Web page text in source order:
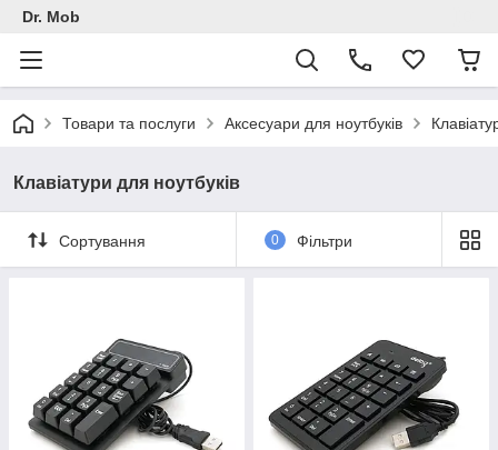
Dr. Mob
Товари та послуги Аксесуари для ноутбуків
Клавіатури для ноутбуків
Сортування 0 Фільтри